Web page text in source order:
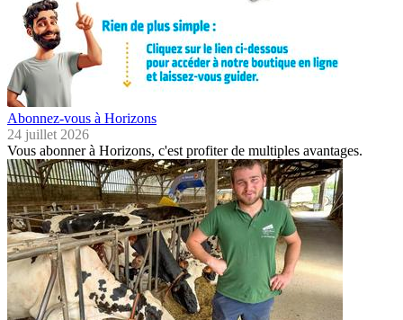
Abonnez-vous à Horizons
24 juillet 2026
Vous abonner à Horizons, c'est profiter de multiples avantages.